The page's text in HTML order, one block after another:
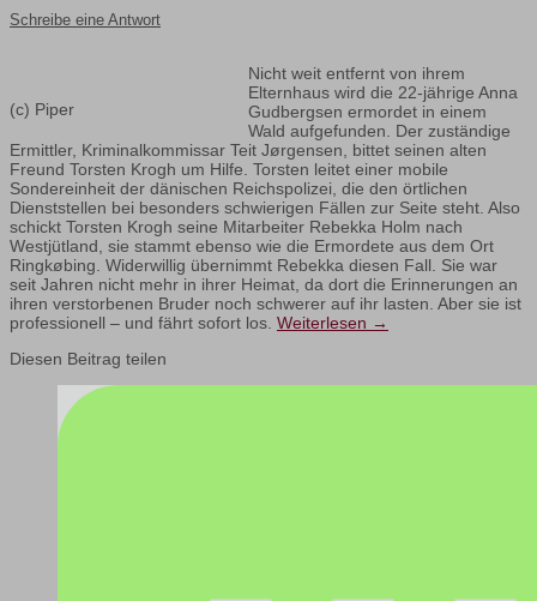
Schreibe eine Antwort
(c) Piper
Nicht weit entfernt von ihrem
Elternhaus wird die 22-jährige Anna
Gudbergsen ermordet in einem
Wald aufgefunden. Der zuständige
Ermittler, Kriminalkommissar Teit Jørgensen, bittet seinen alten
Freund Torsten Krogh um Hilfe. Torsten leitet einer mobile
Sondereinheit der dänischen Reichspolizei, die den örtlichen
Dienststellen bei besonders schwierigen Fällen zur Seite steht. Also
schickt Torsten Krogh seine Mitarbeiter Rebekka Holm nach
Westjütland, sie stammt ebenso wie die Ermordete aus dem Ort
Ringkøbing. Widerwillig übernimmt Rebekka diesen Fall. Sie war
seit Jahren nicht mehr in ihrer Heimat, da dort die Erinnerungen an
ihren verstorbenen Bruder noch schwerer auf ihr lasten. Aber sie ist
professionell – und fährt sofort los. Weiterlesen →
Diesen Beitrag teilen